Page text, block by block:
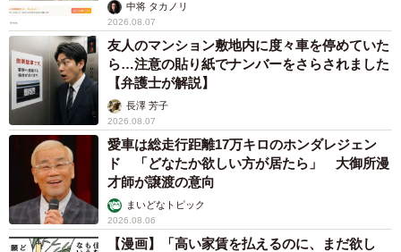
中将 タカノリ
2026.08.07
友人のマンション敷地内に度々車を停めていた
ら…注意の貼り紙でナンバーをさらされました
【弁護士が解説】
長澤 芳子
2026.08.07
愛車は総走行距離17万キロのホンダレジェン
ド 「どなたか欲しい方が居たら」 大御所漫
才師が譲渡の意向
まいどなトピック
2026.08.06
【漫画】「高い家賃を払えるのに、まだ欲し